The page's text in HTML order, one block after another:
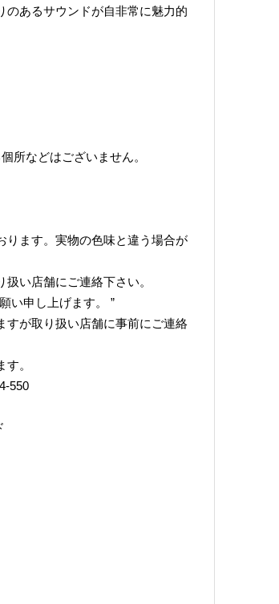
のあるサウンドが自非常に魅力的
所などはございません。
ります。実物の色味と違う場合が
い店舗にご連絡下さい。
い申し上げます。 ”
すが取り扱い店舗に事前にご連絡
。
550